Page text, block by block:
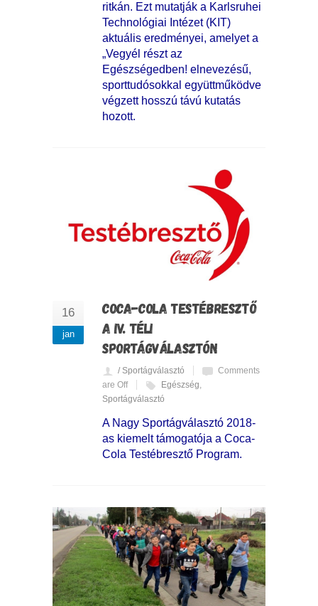
ritkán. Ezt mutatják a Karlsruhei
Technológiai Intézet (KIT)
aktuális eredményei, amelyet a
„Vegyél részt az
Egészségedben! elnevezésű,
sporttudósokkal együttműködve
végzett hosszú távú kutatás
hozott.
16
jan
COCA-COLA TESTÉBRESZTŐ
A IV. TÉLI
SPORTÁGVÁLASZTÓN
/ Sportágválasztó
Comments
are Off
Egészség,
Sportágválasztó
A Nagy Sportágválasztó 2018-
as kiemelt támogatója a Coca-
Cola Testébresztő Program.